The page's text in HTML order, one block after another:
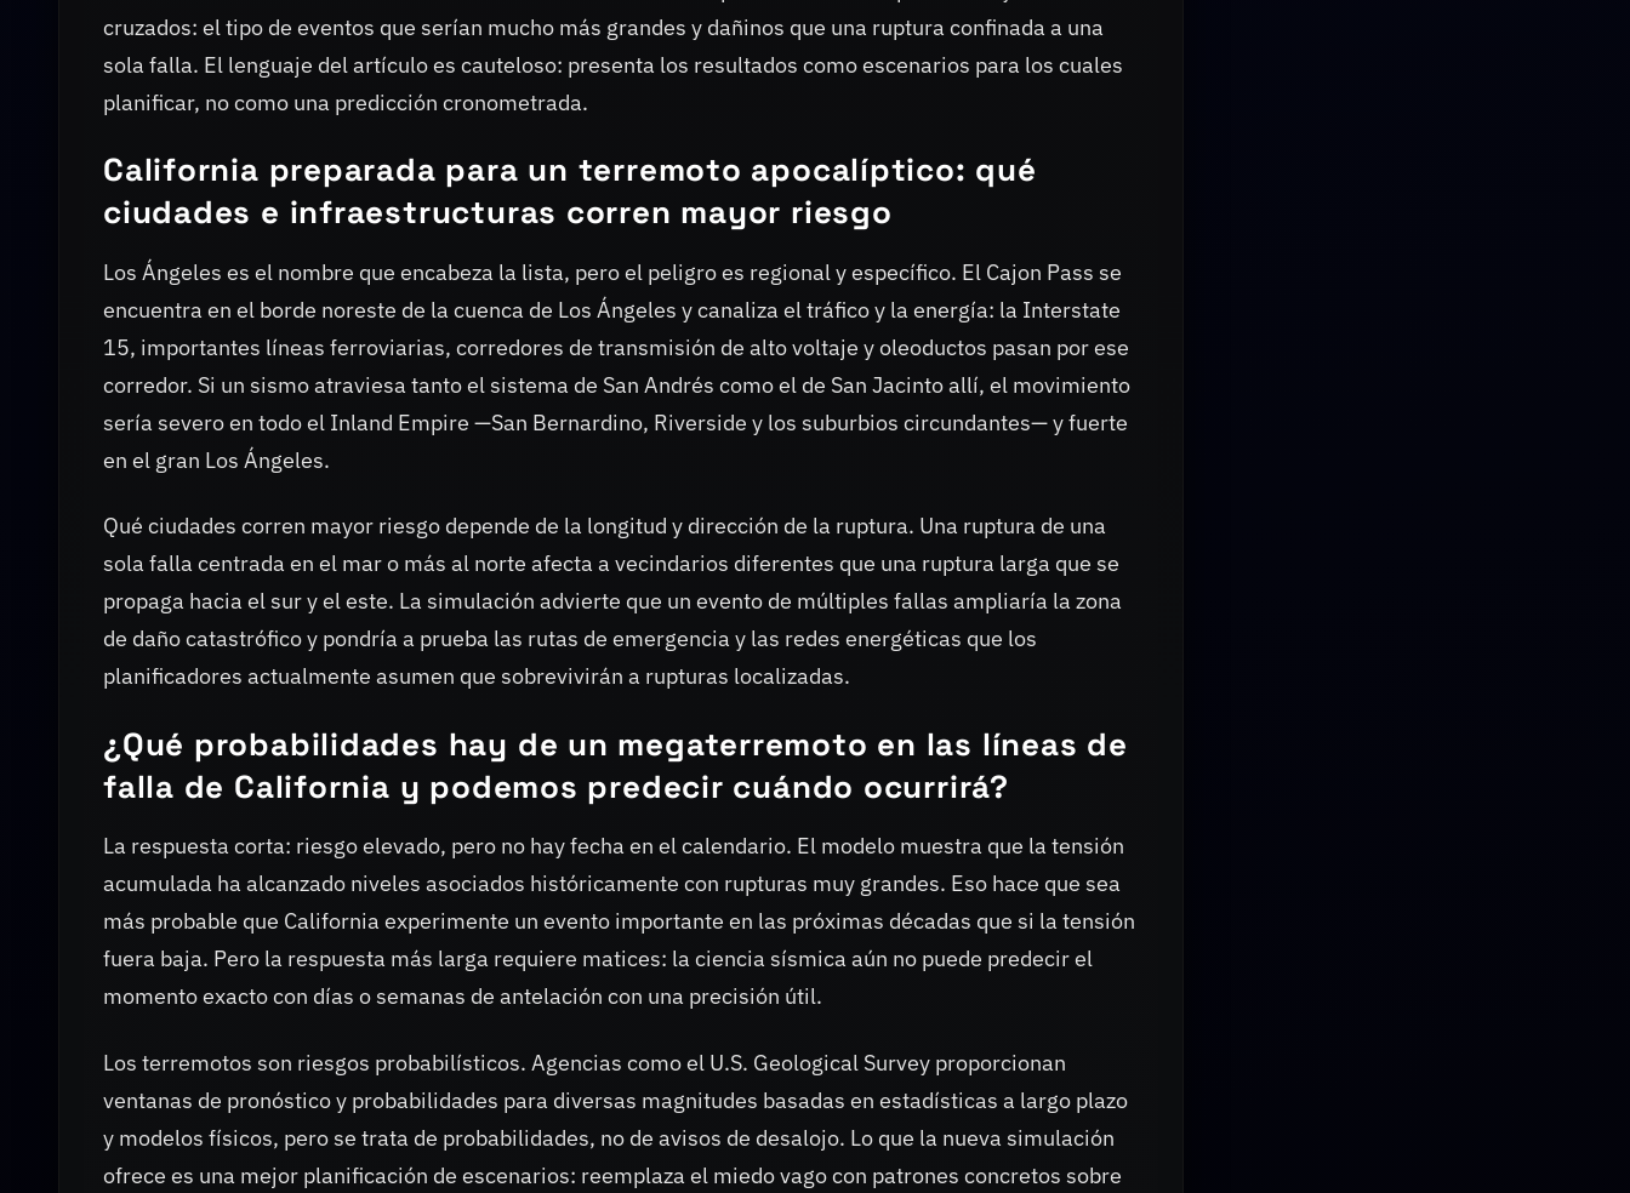
cruzados: el tipo de eventos que serían mucho más grandes y dañinos que una ruptura confinada a una
sola falla. El lenguaje del artículo es cauteloso: presenta los resultados como escenarios para los cuales
planificar, no como una predicción cronometrada.
California preparada para un terremoto apocalíptico: qué
ciudades e infraestructuras corren mayor riesgo
Los Ángeles es el nombre que encabeza la lista, pero el peligro es regional y específico. El Cajon Pass se
encuentra en el borde noreste de la cuenca de Los Ángeles y canaliza el tráfico y la energía: la Interstate
15, importantes líneas ferroviarias, corredores de transmisión de alto voltaje y oleoductos pasan por ese
corredor. Si un sismo atraviesa tanto el sistema de San Andrés como el de San Jacinto allí, el movimiento
sería severo en todo el Inland Empire —San Bernardino, Riverside y los suburbios circundantes— y fuerte
en el gran Los Ángeles.
Qué ciudades corren mayor riesgo depende de la longitud y dirección de la ruptura. Una ruptura de una
sola falla centrada en el mar o más al norte afecta a vecindarios diferentes que una ruptura larga que se
propaga hacia el sur y el este. La simulación advierte que un evento de múltiples fallas ampliaría la zona
de daño catastrófico y pondría a prueba las rutas de emergencia y las redes energéticas que los
planificadores actualmente asumen que sobrevivirán a rupturas localizadas.
¿Qué probabilidades hay de un megaterremoto en las líneas de
falla de California y podemos predecir cuándo ocurrirá?
La respuesta corta: riesgo elevado, pero no hay fecha en el calendario. El modelo muestra que la tensión
acumulada ha alcanzado niveles asociados históricamente con rupturas muy grandes. Eso hace que sea
más probable que California experimente un evento importante en las próximas décadas que si la tensión
fuera baja. Pero la respuesta más larga requiere matices: la ciencia sísmica aún no puede predecir el
momento exacto con días o semanas de antelación con una precisión útil.
Los terremotos son riesgos probabilísticos. Agencias como el U.S. Geological Survey proporcionan
ventanas de pronóstico y probabilidades para diversas magnitudes basadas en estadísticas a largo plazo
y modelos físicos, pero se trata de probabilidades, no de avisos de desalojo. Lo que la nueva simulación
ofrece es una mejor planificación de escenarios: reemplaza el miedo vago con patrones concretos sobre